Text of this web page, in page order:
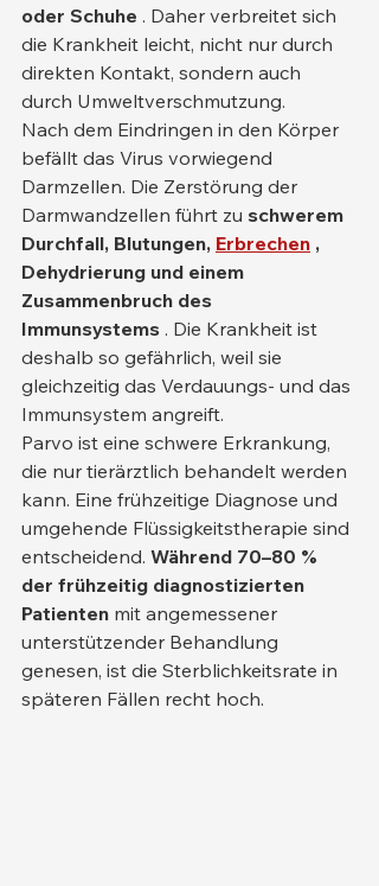
oder Schuhe . Daher verbreitet sich
die Krankheit leicht, nicht nur durch
direkten Kontakt, sondern auch
durch Umweltverschmutzung.
Nach dem Eindringen in den Körper
befällt das Virus vorwiegend
Darmzellen. Die Zerstörung der
Darmwandzellen führt zu schwerem
Durchfall, Blutungen, Erbrechen ,
Dehydrierung und einem
Zusammenbruch des
Immunsystems . Die Krankheit ist
deshalb so gefährlich, weil sie
gleichzeitig das Verdauungs- und das
Immunsystem angreift.
Parvo ist eine schwere Erkrankung,
die nur tierärztlich behandelt werden
kann. Eine frühzeitige Diagnose und
umgehende Flüssigkeitstherapie sind
entscheidend. Während 70–80 %
der frühzeitig diagnostizierten
Patienten mit angemessener
unterstützender Behandlung
genesen, ist die Sterblichkeitsrate in
späteren Fällen recht hoch.